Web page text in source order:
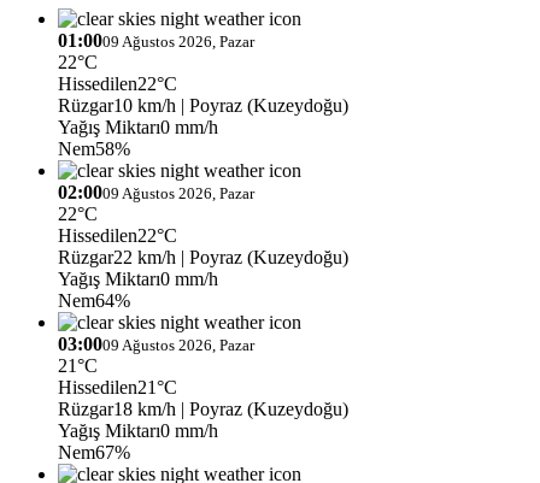
01:0009 Ağustos 2026, Pazar
22°C
Hissedilen22°C
Rüzgar10 km/h | Poyraz (Kuzeydoğu)
Yağış Miktarı0 mm/h
Nem58%
02:0009 Ağustos 2026, Pazar
22°C
Hissedilen22°C
Rüzgar22 km/h | Poyraz (Kuzeydoğu)
Yağış Miktarı0 mm/h
Nem64%
03:0009 Ağustos 2026, Pazar
21°C
Hissedilen21°C
Rüzgar18 km/h | Poyraz (Kuzeydoğu)
Yağış Miktarı0 mm/h
Nem67%